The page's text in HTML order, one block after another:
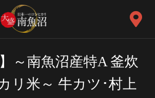
～南魚沼産特A 釜炊
リ米～ 牛カツ･村上